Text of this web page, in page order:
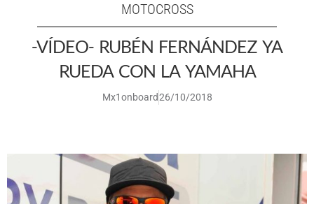
MOTOCROSS
-VÍDEO- RUBÉN FERNÁNDEZ YA
RUEDA CON LA YAMAHA
Mx1onboard26/10/2018